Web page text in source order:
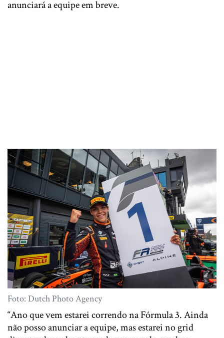
anunciará a equipe em breve.
Foto: Dutch Photo Agency
“Ano que vem estarei correndo na Fórmula 3. Ainda
não posso anunciar a equipe, mas estarei no grid